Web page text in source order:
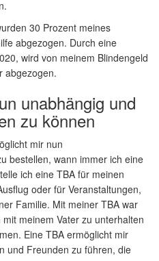
30 Prozent meines
abgezogen. Durch eine
wird von meinem Blindengeld
abgezogen.
unabhängig und
zu können
mir nun
bestellen, wann immer ich eine
ich eine TBA für meinen
oder für Veranstaltungen,
Familie. Mit meiner TBA war
meinem Vater zu unterhalten
Eine TBA ermöglicht mir
und Freunden zu führen, die